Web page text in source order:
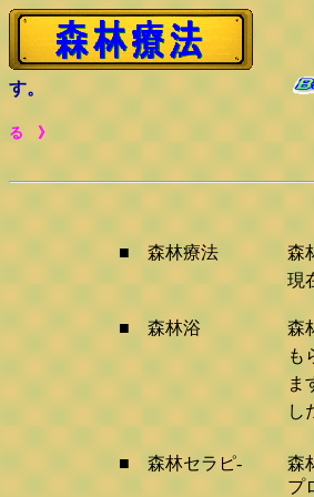
す。
る 》
■ 森林療法
森
現
■ 森林浴
森
も
ま
し
■ 森林セラピ-
森
プ